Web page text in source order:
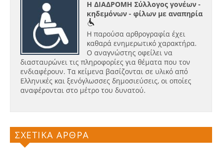
Η ΔΙΑΔΡΟΜΗ Σύλλογος γονέων -
κηδεμόνων - φίλων με αναπηρία
Η παρούσα αρθρογραφία έχει
καθαρά ενημερωτικό χαρακτήρα.
Ο αναγνώστης οφείλει να
διασταυρώνει τις πληροφορίες για θέματα που τον
ενδιαφέρουν. Τα κείμενα βασίζονται σε υλικό από
Ελληνικές και ξενόγλωσσες δημοσιεύσεις, οι οποίες
αναφέρονται στο μέτρο του δυνατού.
ΣΧΕΤΙΚΑ ΑΡΘΡΑ